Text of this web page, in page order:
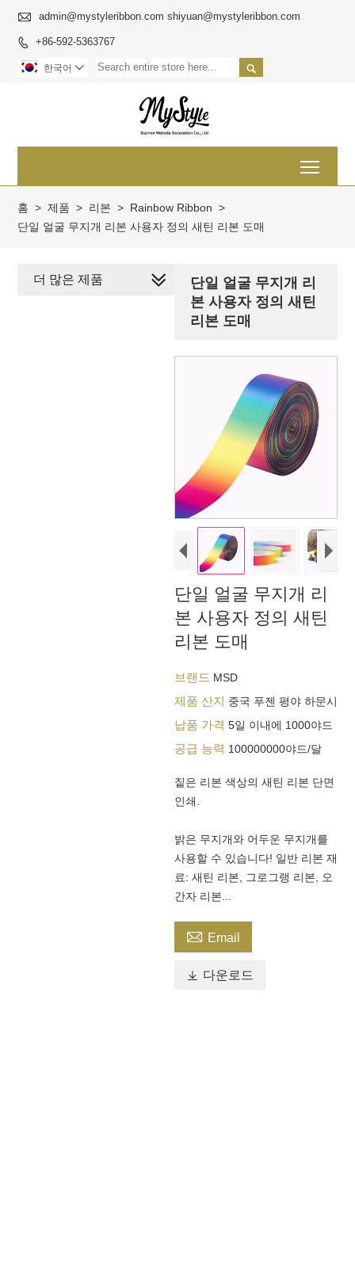
 admin@mystyleribbon.com shiyuan@mystyleribbon.com
 +86-592-5363767

한국어 
홈 > 제품 > 리본 > Rainbow Ribbon >
단일 얼굴 무지개 리본 사용자 정의 새틴 리본 도매
단일 얼굴 무지개 리
본 사용자 정의 새틴
리본 도매
단일 얼굴 무지개 리
본 사용자 정의 새틴
리본 도매
브랜드 MSD
제품 산지 중국 푸젠 평야 하문시
납품 가격 5일 이내에 1000야드
공급 능력 100000000야드/달
짙은 리본 색상의 새틴 리본 단면
인쇄.
밝은 무지개와 어두운 무지개를
사용할 수 있습니다! 일반 리본 재
료: 새틴 리본, 그로그랭 리본, 오
간자 리본...
 Email
 다운로드
더 많은 제품